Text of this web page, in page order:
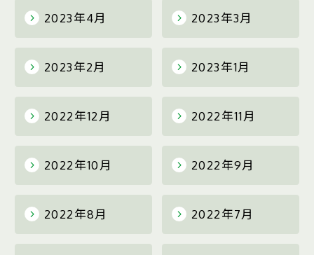
2023年4月 2023年3月
2023年2月 2023年1月
2022年12月 2022年11月
2022年10月 2022年9月
2022年8月 2022年7月